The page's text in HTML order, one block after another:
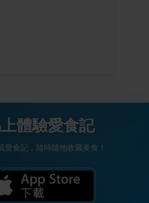
體驗愛食記
愛食記，隨時隨地收藏美食！